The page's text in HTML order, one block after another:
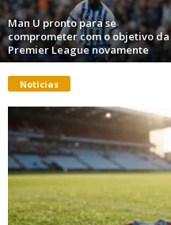
Man U pronto para se
comprometer com o objetivo da
Premier League novamente
Noticias